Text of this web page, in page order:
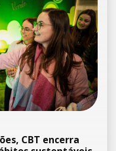
CBT encerra